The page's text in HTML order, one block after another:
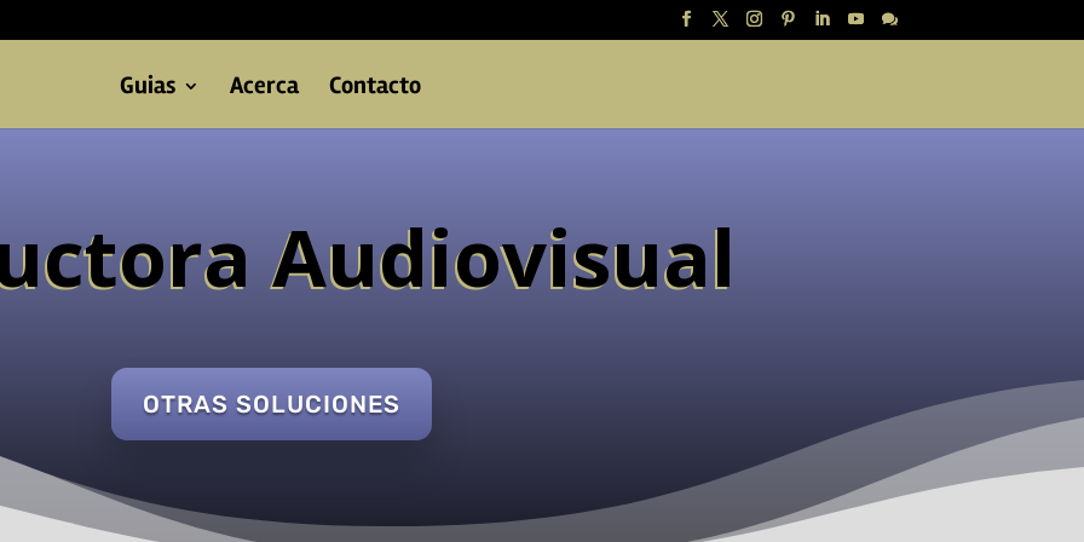
Guias Acerca Contacto
Audiovisual
OTRAS SOLUCIONES